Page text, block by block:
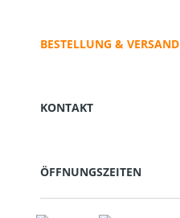
BESTELLUNG & VERSAND
KONTAKT
ÖFFNUNGSZEITEN